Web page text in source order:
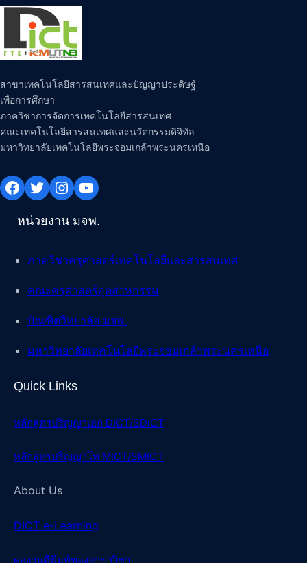
สาขาเทคโนโลยีสารสนเทศและปัญญาประดิษฐ์
เพื่อการศึกษา
ภาควิชาการจัดการเทคโนโลยีสารสนเทศ
คณะเทคโนโลยีสารสนเทศและนวัตกรรมดิจิทัล
มหาวิทยาลัยเทคโนโลยีพระจอมเกล้าพระนครเหนือ
Facebook Twitter Instagram YouTube
หน่วยงาน มจพ.
ภาควิชาครุศาสตร์เทคโนโลยีและสารสนเทศ
คณะครุศาสตร์อุตสาหกรรม
บัณฑิตวิทยาลัย มจพ.
มหาวิทยาลัยเทคโนโลยีพระจอมเกล้าพระนครเหนือ
Quick Links
หลักสูตรปริญญาเอก DICT/SDICT
หลักสูตรปริญญาโท MICT/SMICT
About Us
DICT e-Learning
ผลงานตีพิมพ์ของสาขาวิชา